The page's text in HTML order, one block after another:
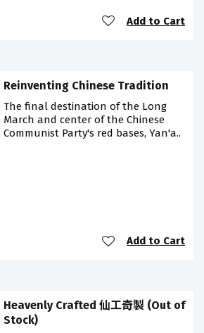
Add to Cart
Reinventing Chinese Tradition
The final destination of the Long
March and center of the Chinese
Communist Party's red bases, Yan'a..
Add to Cart
Heavenly Crafted 仙工奇製 (Out of
Stock)